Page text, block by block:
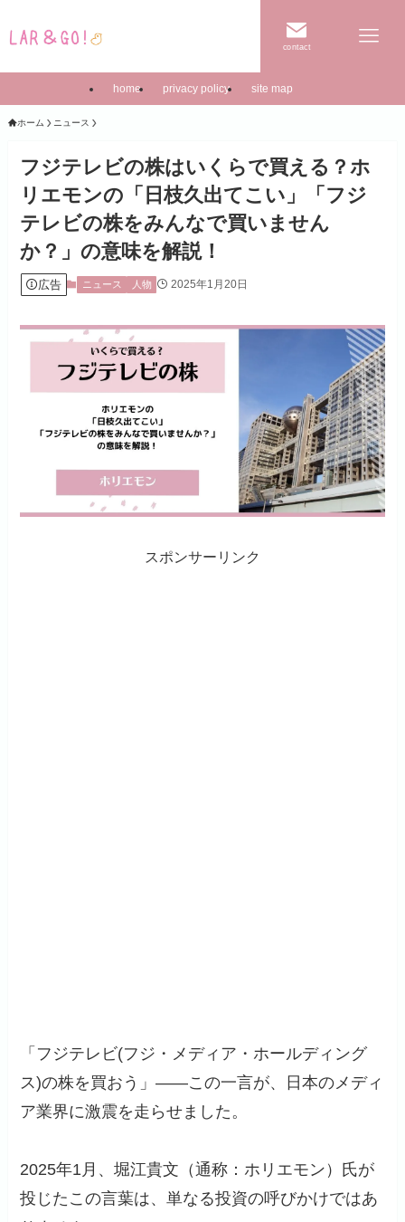
contact
home privacy policy site map
ホーム ニュース
フジテレビの株はいくらで買える？ホ
リエモンの「日枝久出てこい」「フジ
テレビの株をみんなで買いません
か？」の意味を解説！
広告 ニュース 人物 2025年1月20日
スポンサーリンク
「フジテレビ(フジ・メディア・ホールディング
ス)の株を買おう」――この一言が、日本のメディ
ア業界に激震を走らせました。
2025年1月、堀江貴文（通称：ホリエモン）氏が
投じたこの言葉は、単なる投資の呼びかけではあ